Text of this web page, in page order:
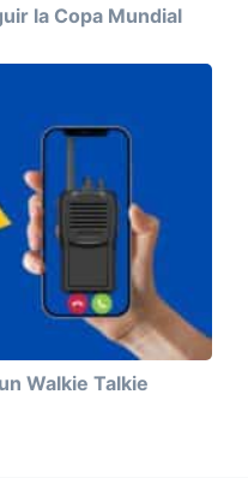
la Copa Mundial
Walkie Talkie